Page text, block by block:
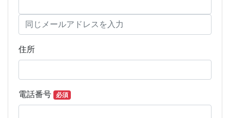
住所
電話番号 必須